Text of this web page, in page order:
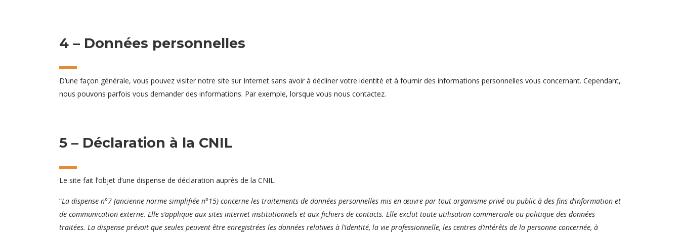
4 – Données personnelles
D’une façon générale, vous pouvez visiter notre site sur Internet sans avoir à décliner votre identité et à fournir des informations personnelles vous concernant. Cependant,
nous pouvons parfois vous demander des informations. Par exemple, lorsque vous nous contactez.
5 – Déclaration à la CNIL
Le site fait l’objet d’une dispense de déclaration auprès de la CNIL.
“La dispense n°7 (ancienne norme simplifiée n°15) concerne les traitements de données personnelles mis en œuvre par tout organisme privé ou public à des fins d’information et
de communication externe. Elle s’applique aux sites internet institutionnels et aux fichiers de contacts. Elle exclut toute utilisation commerciale ou politique des données
traitées. La dispense prévoit que seules peuvent être enregistrées les données relatives à l’identité, la vie professionnelle, les centres d’intérêts de la personne concernée, à